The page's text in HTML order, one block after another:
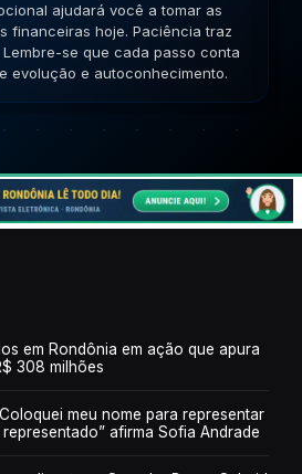
ponto forte; use-a para resolver
A versatilidade ajudará no
que cada passo conta na sua
e autoconhecimento.
em Rondônia em ação que apura
308 milhões
meu nome para representar
afirma Sofia Andrade